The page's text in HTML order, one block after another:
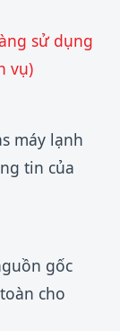
sử dụng
vụ)
máy lạnh
tin của
gốc
cho